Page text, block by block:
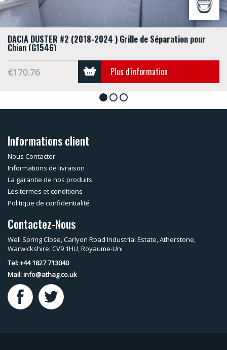
DACIA DUSTER #2 (2018-2024 ) Grille de Séparation pour
Chien (G1546)
€170.76 Plus d'information
1 2 3
Informations client
Nous Contacter
Informations de livraison
La garantie de nos produits
Les termes et conditions
Politique de confidentialité
Contactez-Nous
Well Spring Close, Carlyon Road Industrial Estate, Atherstone,
Warwickshire, CV9 1HU, Royaume-Uni
Tel: +44 1827 713040
Mail:info@athag.co.uk